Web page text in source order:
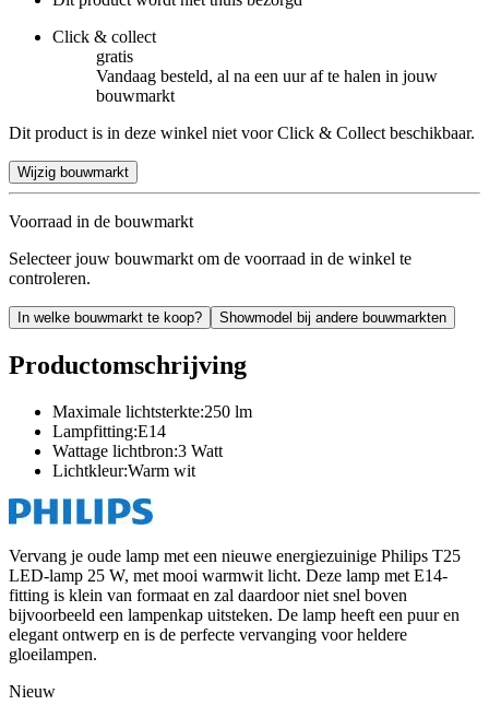
Click & collect
gratis
Vandaag besteld, al na een uur af te halen in jouw
bouwmarkt
Dit product is in deze winkel niet voor Click & Collect beschikbaar.
Wijzig bouwmarkt
Voorraad in de bouwmarkt
Selecteer jouw bouwmarkt om de voorraad in de winkel te
controleren.
In welke bouwmarkt te koop? Showmodel bij andere bouwmarkten
Productomschrijving
Maximale lichtsterkte:250 lm
Lampfitting:E14
Wattage lichtbron:3 Watt
Lichtkleur:Warm wit
Vervang je oude lamp met een nieuwe energiezuinige Philips T25
LED-lamp 25 W, met mooi warmwit licht. Deze lamp met E14-
fitting is klein van formaat en zal daardoor niet snel boven
bijvoorbeeld een lampenkap uitsteken. De lamp heeft een puur en
elegant ontwerp en is de perfecte vervanging voor heldere
gloeilampen.
Nieuw